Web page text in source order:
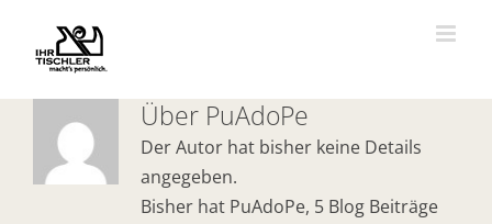
springen
Über PuAdoPe
Der Autor hat bisher keine Details
angegeben.
Bisher hat PuAdoPe, 5 Blog Beiträge